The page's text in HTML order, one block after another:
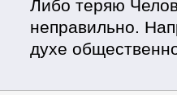
Либо теряю
неправильно.
духе